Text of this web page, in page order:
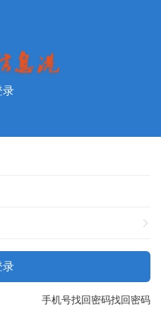
录
录
找回密码
手机号找回密码